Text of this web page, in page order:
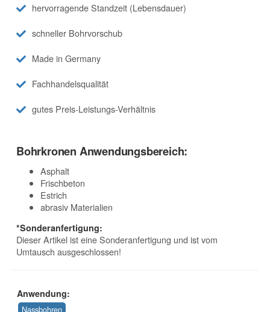
hervorragende Standzeit (Lebensdauer)
schneller Bohrvorschub
Made in Germany
Fachhandelsqualität
gutes Preis-Leistungs-Verhältnis
Bohrkronen Anwendungsbereich:
Asphalt
Frischbeton
Estrich
abrasiv Materialien
*Sonderanfertigung:
Dieser Artikel ist eine Sonderanfertigung und ist vom
Umtausch ausgeschlossen!
Anwendung:
Nassbohren